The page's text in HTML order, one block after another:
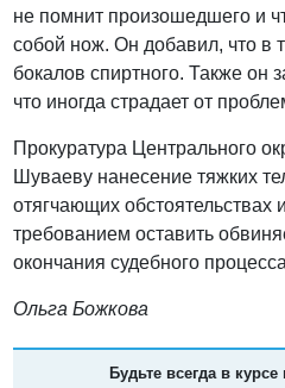
не помнит произошедшего и
собой нож. Он добавил, что в
бокалов спиртного. Также он
что иногда страдает от
Прокуратура Центрального
Шуваеву нанесение тяжких
отягчающих обстоятельствах
требованием оставить
окончания судебного
Ольга Божкова
Будьте всегда в